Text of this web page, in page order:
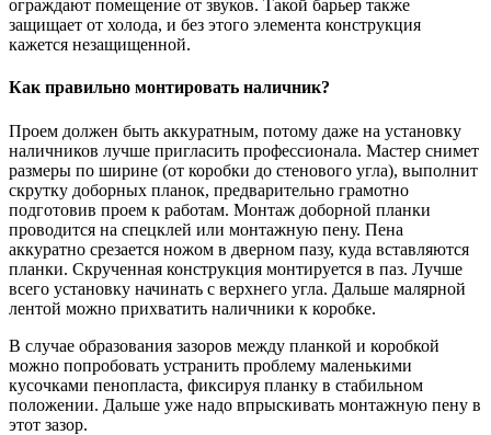
ограждают помещение от звуков. Такой барьер также
защищает от холода, и без этого элемента конструкция
кажется незащищенной.
Как правильно монтировать наличник?
Проем должен быть аккуратным, потому даже на установку
наличников лучше пригласить профессионала. Мастер снимет
размеры по ширине (от коробки до стенового угла), выполнит
скрутку доборных планок, предварительно грамотно
подготовив проем к работам. Монтаж доборной планки
проводится на спецклей или монтажную пену. Пена
аккуратно срезается ножом в дверном пазу, куда вставляются
планки. Скрученная конструкция монтируется в паз. Лучше
всего установку начинать с верхнего угла. Дальше малярной
лентой можно прихватить наличники к коробке.
В случае образования зазоров между планкой и коробкой
можно попробовать устранить проблему маленькими
кусочками пенопласта, фиксируя планку в стабильном
положении. Дальше уже надо впрыскивать монтажную пену в
этот зазор.